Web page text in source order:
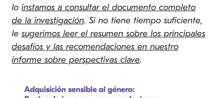
lo instamos a consultar el documento completo
de la investigación. Si no tiene tiempo suficiente,
le sugerimos leer el resumen sobre los principales
desafíos y las recomendaciones en nuestro
informe sobre perspectivas clave.